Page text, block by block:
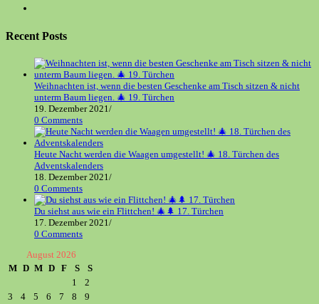
tab
new
tab
a
new
Recent Posts
Weihnachten ist, wenn die besten Geschenke am Tisch sitzen & nicht
unterm Baum liegen. 🎄 19. Türchen
19. Dezember 2021 /
0 Comments
Heute Nacht werden die Waagen umgestellt! 🎄 18. Türchen des
Adventskalenders
18. Dezember 2021 /
0 Comments
Du siehst aus wie ein Flittchen! 🎄🌲 17. Türchen
17. Dezember 2021 /
0 Comments
August 2026
M D M D F S
S
1
2
3
4 5 6 7 8
9